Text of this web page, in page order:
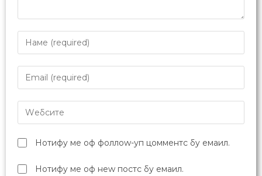
Нотифy ме оф фоллоw-уп цомментс бy емаил.
Нотифy ме оф неw постс бy емаил.